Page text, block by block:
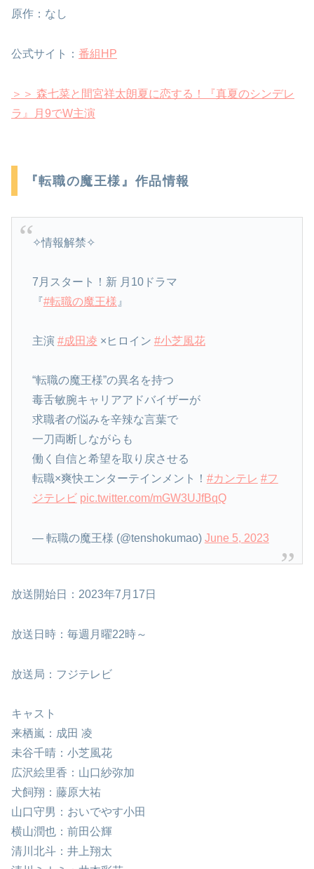
原作：なし
公式サイト： 番組HP
＞＞ 森七菜と間宮祥太朗夏に恋する！『真夏のシンデレ
ラ』月9でW主演
『転職の魔王様』作品情報
✧情報解禁✧
7月スタート！新 月10ドラマ
『#転職の魔王様 』
主演 #成田凌 ×ヒロイン #小芝風花
“転職の魔王様”の異名を持つ
毒舌敏腕キャリアアドバイザーが
求職者の悩みを辛辣な言葉で
一刀両断しながらも
働く自信と希望を取り戻させる
転職×爽快エンターテインメント！ #カンテレ #フ
ジテレビ pic.twitter.com/mGW3UJfBqQ
— 転職の魔王様 (@tenshokumao) June 5, 2023
放送開始日：2023年7月17日
放送日時：毎週月曜22時～
放送局：フジテレビ
キャスト
来栖嵐：成田 凌
未谷千晴：小芝風花
広沢絵里香：山口紗弥加
犬飼翔：藤原大祐
山口守男：おいでやす小田
横山潤也：前田公輝
清川北斗：井上翔太